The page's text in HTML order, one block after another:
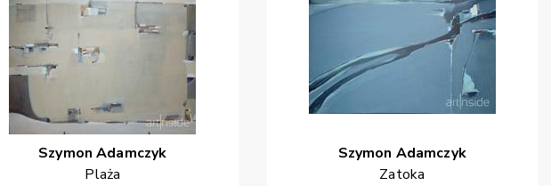
Szymon Adamczyk
Plaża
Szymon Adamczyk
Zatoka